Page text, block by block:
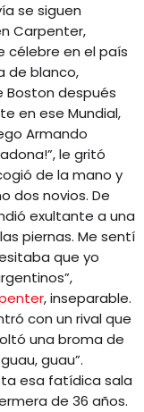
se siguen
Carpenter,
célebre en el país
de blanco,
Boston después
en ese Mundial,
Armando
le gritó
de la mano y
dos novios. De
exultante a una
piernas. Me sentí
que yo
, inseparable.
con un rival que
una broma de
guau”.
esa fatídica sala
de 36 años.